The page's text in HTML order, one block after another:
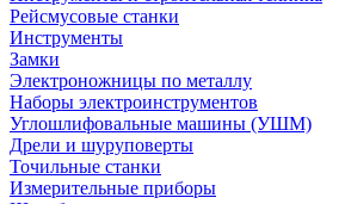
Рейсмусовые станки
Инструменты
Замки
Электроножницы по металлу
Наборы электроинструментов
Углошлифовальные машины (УШМ)
Дрели и шуруповерты
Точильные станки
Измерительные приборы